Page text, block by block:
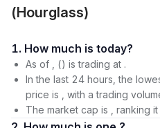
(Hourglass)
1. How much is today?
As of , () is trading at .
In the last 24 hours, the
price is , with a trading
The market cap is , ranking